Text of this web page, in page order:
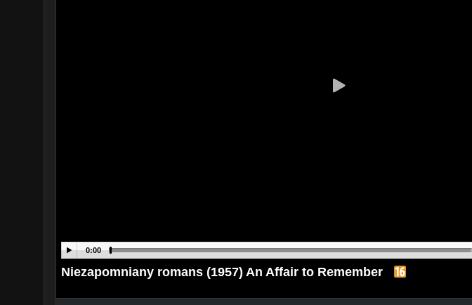
0:00
Niezapomniany romans (1957) An Affair to Remember